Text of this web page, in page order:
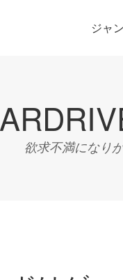
ジャ
欲求不満になり